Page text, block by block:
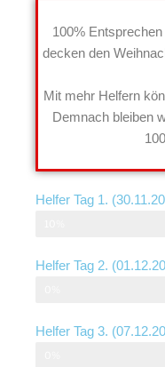
100%
decken den
Mit mehr Helfern
Demnach bleiben
Helfer Tag 1.
Helfer Tag 2.
Helfer Tag 3.